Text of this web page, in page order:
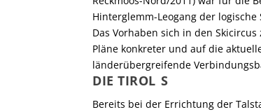
Hinterglemm-Leogang der
Das Vorhaben sich in den
Pläne konkreter und auf die
länderübergreifende
DIE TIROL S
Bereits bei der Errichtung der